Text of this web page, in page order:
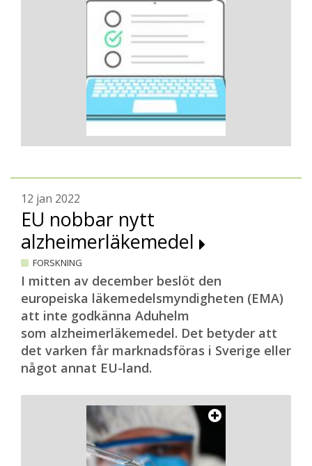
12 jan 2022
EU nobbar nytt
alzheimerläkemedel
FORSKNING
I mitten av december beslöt den
europeiska läkemedelsmyndigheten (EMA)
att inte godkänna Aduhelm
som alzheimerläkemedel. Det betyder att
det varken får marknadsföras i Sverige eller
något annat EU-land.